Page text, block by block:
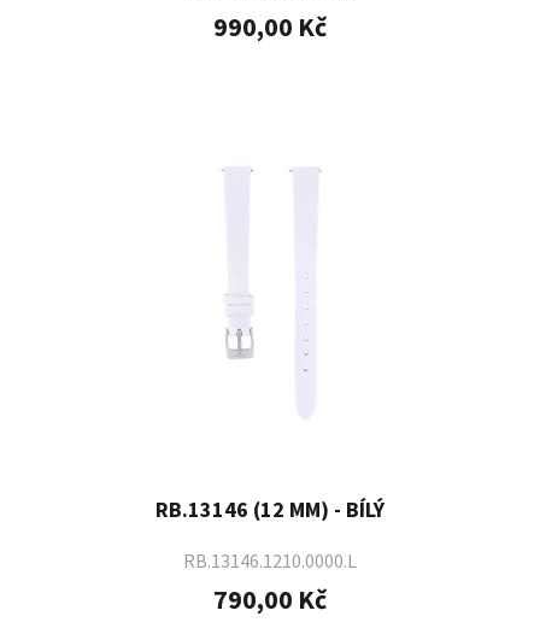
990,00 Kč
RB.13146 (12 MM) - BÍLÝ
RB.13146.1210.0000.L
790,00 Kč